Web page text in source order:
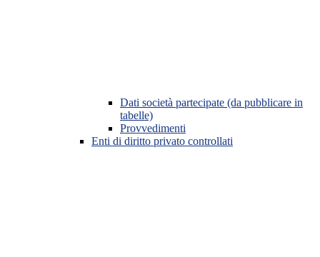
Dati società partecipate (da pubblicare in
tabelle)
Provvedimenti
Enti di diritto privato controllati